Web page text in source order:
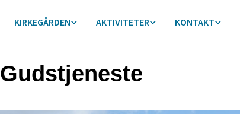
KIRKEGÅRDEN AKTIVITETER KONTAKT
Gudstjeneste